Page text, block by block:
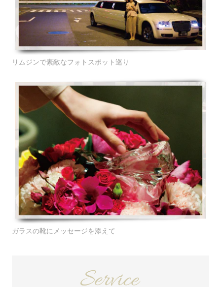
リムジンで素敵なフォトスポット巡り
ガラスの靴にメッセージを添えて